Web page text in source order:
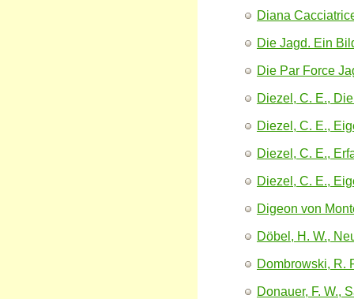
Diana
Die Jagd. Ein
Die Par Force
Diezel, C. E.,
Diezel, C. E.,
Diezel, C. E.,
Diezel, C. E.,
Digeon von
Döbel, H. W.,
Dombrowski, R.
Donauer, F. W.,